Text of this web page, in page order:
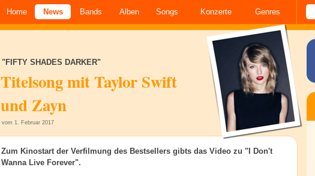
Home News Bands Alben Songs Konzerte Genres
"FIFTY SHADES DARKER"
Titelsong mit Taylor Swift
und Zayn
vom 1. Februar 2017
Zum Kinostart der Verfilmung des Bestsellers gibts das Video zu "I Don't
Wanna Live Forever".